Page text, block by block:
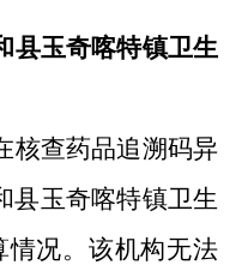
县玉奇喀特镇卫生
核查药品追溯码异
县玉奇喀特镇卫生
情况。该机构无法